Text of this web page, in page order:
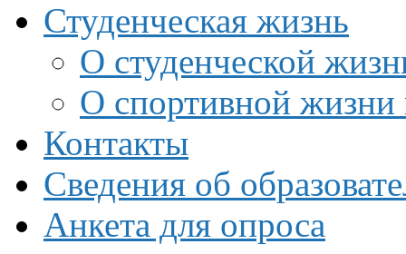
Студенческая жизнь
О студенческой
О спортивной жизни
Контакты
Сведения об
Анкета для опроса